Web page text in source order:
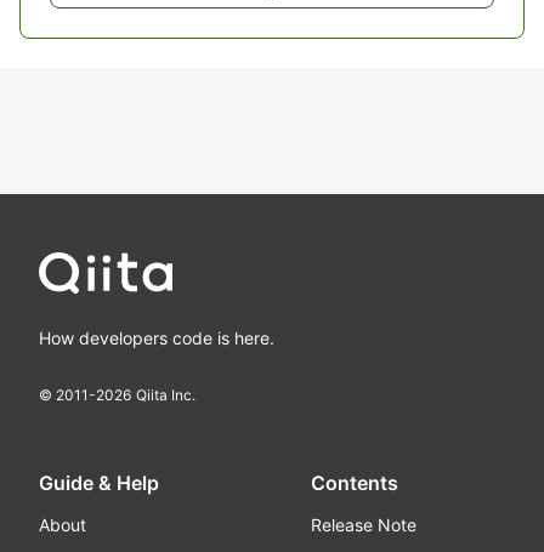
How developers code is here.
© 2011-2026 Qiita Inc.
Guide & Help
About
Contents
Release Note